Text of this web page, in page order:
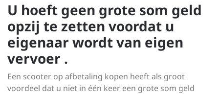
U hoeft geen grote som geld
opzij te zetten voordat u
eigenaar wordt van eigen
vervoer .
Een scooter op afbetaling kopen heeft als groot
voordeel dat u niet in één keer een grote som geld